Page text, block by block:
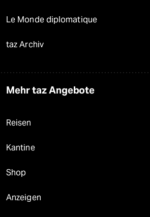
Le Monde diplomatique
taz Archiv
Mehr taz Angebote
Reisen
Kantine
Shop
Anzeigen